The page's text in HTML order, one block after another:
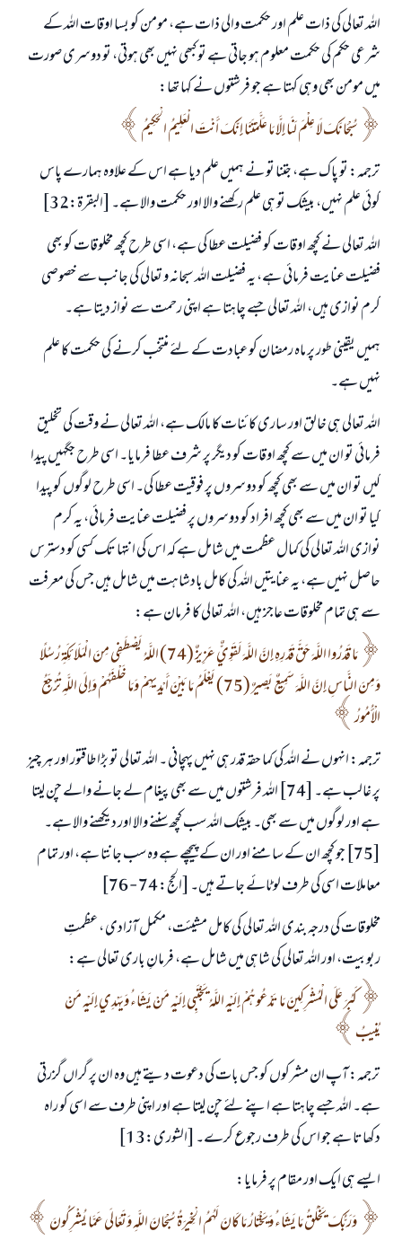
اللہ تعالی کی ذات علم اور حکمت والی ذات ہے، مومن کو بسا اوقات اللہ کے
شرعی حکم کی حکمت معلوم ہو جاتی ہے تو کبھی نہیں بھی ہوتی، تو دوسری صورت
میں مومن بھی وہی کہتا ہے جو فرشتوں نے کہا تھا:
سُبْحَانَكَ لَا عِلْمَ لَنَا إِلَّا مَا عَلَّمْتَنَا إِنَّكَ أَنْتَ الْعَلِيمُ الْحَكِيمُ
ترجمہ: تو پاک ہے، جتنا تو نے ہمیں علم دیا ہے اس کے علاوہ ہمارے پاس
کوئی علم نہیں، بیشک تو ہی علم رکھنے والا اور حکمت والا ہے۔ [البقرة:32]
اللہ تعالی نے کچھ اوقات کو فضیلت عطا کی ہے، اسی طرح کچھ مخلوقات کو بھی
فضیلت عنایت فرمائی ہے، یہ فضیلت اللہ سبحانہ و تعالی کی جانب سے خصوصی
کرم نوازی ہیں، اللہ تعالی جسے چاہتا ہے اپنی رحمت سے نواز دیتا ہے۔
ہمیں یقینی طور پر ماہ رمضان کو عبادت کے لئے منتخب کرنے کی حکمت کا علم
نہیں ہے۔
اللہ تعالی ہی خالق اور ساری کائنات کا مالک ہے، اللہ تعالی نے وقت کی تخلیق
فرمائی تو ان میں سے کچھ اوقات کو دیگر پر شرف عطا فرمایا۔ اسی طرح جگہیں پیدا
کیں تو ان میں سے بھی کچھ کو دوسروں پر فوقیت عطا کی۔ اسی طرح لوگوں کو پیدا
کیا تو ان میں سے بھی کچھ افراد کو دوسروں پر فضیلت عنایت فرمائی، یہ کرم
نوازی اللہ تعالی کی کمال عظمت میں شامل ہے کہ اس کی انتہا تک کسی کو دسترس
حاصل نہیں ہے، یہ عنایتیں اللہ کی کامل بادشاہت میں شامل ہیں جس کی معرفت
سے ہی تمام مخلوقات عاجز ہیں، اللہ تعالی کا فرمان ہے:
مَا قَدَرُوا اللَّهَ حَقَّ قَدْرِهِ إِنَّ اللَّهَ لَقَوِيٌّ عَزِيزٌ (74) اللَّهُ يَصْطَفِي مِنَ الْمَلَائِكَةِ رُسُلًا
وَمِنَ النَّاسِ إِنَّ اللَّهَ سَمِيعٌ بَصِيرٌ (75) يَعْلَمُ مَا بَيْنَ أَيْدِيهِمْ وَمَا خَلْفَهُمْ وَإِلَى اللَّهِ تُرْجَعُ
الْأُمُورُ
ترجمہ: انہوں نے اللہ کی کما حقہ قدر ہی نہیں پہچانی ۔ اللہ تعالی تو بڑا طاقتور اور ہر چیز
پر غالب ہے۔ [74] اللہ فرشتوں میں سے بھی پیغام لے جانے والے چن لیتا
ہے اور لوگوں میں سے بھی۔ بیشک اللہ سب کچھ سننے والا اور دیکھنے والا ہے۔
[75] جو کچھ ان کے سامنے اور ان کے پیچھے ہے وہ سب جانتا ہے، اور تمام
معاملات اسی کی طرف لوٹائے جاتے ہیں۔ [الحج: 74 - 76]
مخلوقات کی درجہ بندی اللہ تعالی کی کامل مشیئت، مکمل آزادی ، عظمتِ
ربوبیت، اور اللہ تعالی کی شاہی میں شامل ہے، فرمانِ باری تعالی ہے:
كَبُرَ عَلَى الْمُشْرِكِينَ مَا تَدْعُوهُمْ إِلَيْهِ اللَّهُ يَجْتَبِي إِلَيْهِ مَنْ يَشَاءُ وَيَهْدِي إِلَيْهِ مَنْ
يُنِيبُ
ترجمہ: آپ ان مشرکوں کو جس بات کی دعوت دیتے ہیں وہ ان پر گراں گزرتی
ہے۔ اللہ جسے چاہتا ہے اپنے لئے چن لیتا ہے اور اپنی طرف سے اسی کو راہ
دکھاتا ہے جو اس کی طرف رجوع کرے۔ [الشورى:13]
ایسے ہی ایک اور مقام پر فرمایا:
وَرَبُّكَ يَخْلُقُ مَا يَشَاءُ وَيَخْتَارُ مَا كَانَ لَهُمُ الْخِيَرَةُ سُبْحَانَ اللَّهِ وَتَعَالَى عَمَّا يُشْرِكُونَ